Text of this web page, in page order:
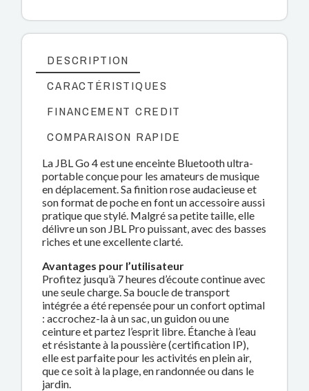
DESCRIPTION
CARACTÉRISTIQUES
FINANCEMENT CREDIT
COMPARAISON RAPIDE
La JBL Go 4 est une enceinte Bluetooth ultra-
portable conçue pour les amateurs de musique
en déplacement. Sa finition rose audacieuse et
son format de poche en font un accessoire aussi
pratique que stylé. Malgré sa petite taille, elle
délivre un son JBL Pro puissant, avec des basses
riches et une excellente clarté.
Avantages pour l’utilisateur
Profitez jusqu’à 7 heures d’écoute continue avec
une seule charge. Sa boucle de transport
intégrée a été repensée pour un confort optimal
: accrochez-la à un sac, un guidon ou une
ceinture et partez l’esprit libre. Étanche à l’eau
et résistante à la poussière (certification IP),
elle est parfaite pour les activités en plein air,
que ce soit à la plage, en randonnée ou dans le
jardin.